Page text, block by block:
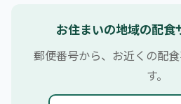
お住まいの地域の配食
郵便番号から、お近くの配
す。